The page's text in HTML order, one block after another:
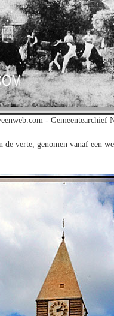
- Gemeentearchief
verte, genomen vanaf een